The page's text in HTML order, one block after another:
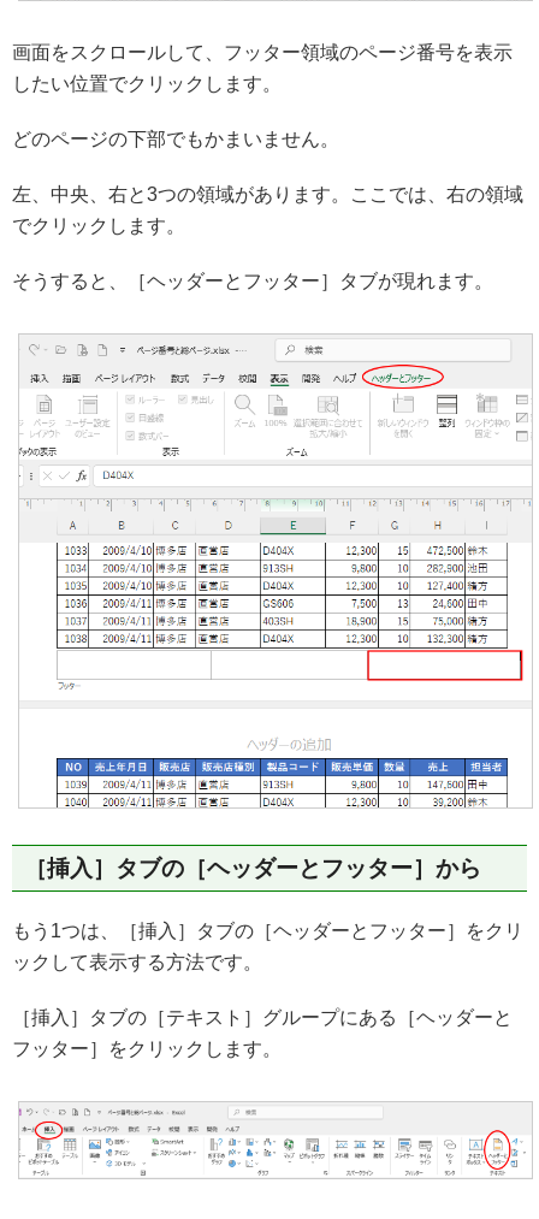
画面をスクロールして、フッター領域のページ番号を表示
したい位置でクリックします。
どのページの下部でもかまいません。
左、中央、右と3つの領域があります。ここでは、右の領域
でクリックします。
そうすると、［ヘッダーとフッター］タブが現れます。
［挿入］タブの［ヘッダーとフッター］から
もう1つは、［挿入］タブの［ヘッダーとフッター］をクリ
ックして表示する方法です。
［挿入］タブの［テキスト］グループにある［ヘッダーと
フッター］をクリックします。